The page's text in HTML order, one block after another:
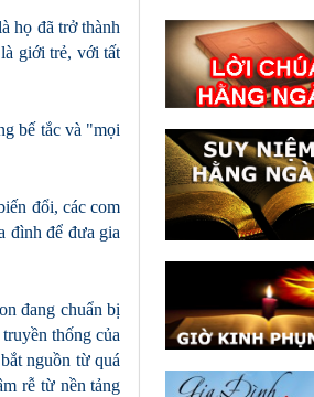
họ đã trở thành
giới trẻ, với tất
bế tắc và "mọi
đổi, các com
đình để đưa gia
đang chuẩn bị
thống của
nguồn từ quá
rễ từ nền tảng